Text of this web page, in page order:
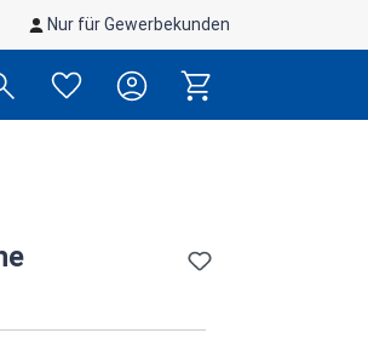
Nur für Gewerbekunden